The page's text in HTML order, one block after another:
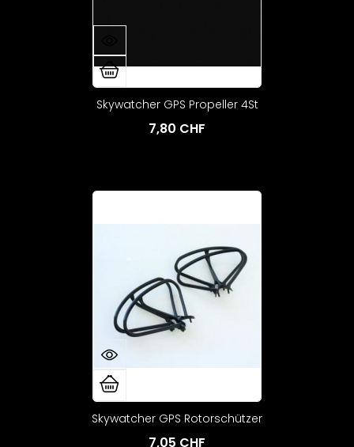
Skywatcher GPS Propeller 4St
7,80 CHF
Skywatcher GPS Rotorschützer
7,05 CHF